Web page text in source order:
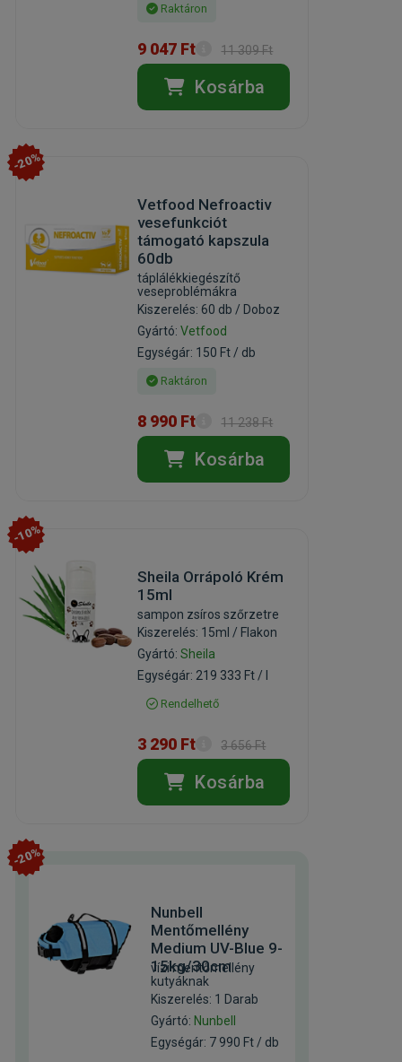
Raktáron
9 047 Ft 11 309 Ft
Kosárba
-20%
Vetfood Nefroactiv
vesefunkciót
támogató kapszula
60db
táplálékkiegészítő
veseproblémákra
Kiszerelés: 60 db / Doboz
Gyártó:Vetfood
Egységár: 150 Ft / db
Raktáron
8 990 Ft 11 238 Ft
Kosárba
-10%
Sheila Orrápoló Krém
15ml
sampon zsíros szőrzetre
Kiszerelés: 15ml / Flakon
Gyártó:Sheila
Egységár: 219 333 Ft / l
Rendelhető
3 290 Ft 3 656 Ft
Kosárba
-20%
Nunbell
Mentőmellény
Medium UV-Blue 9-
15kg/30cm
vízi mentőmellény
kutyáknak
Kiszerelés: 1 Darab
Gyártó: Nunbell
Egységár: 7 990 Ft / db